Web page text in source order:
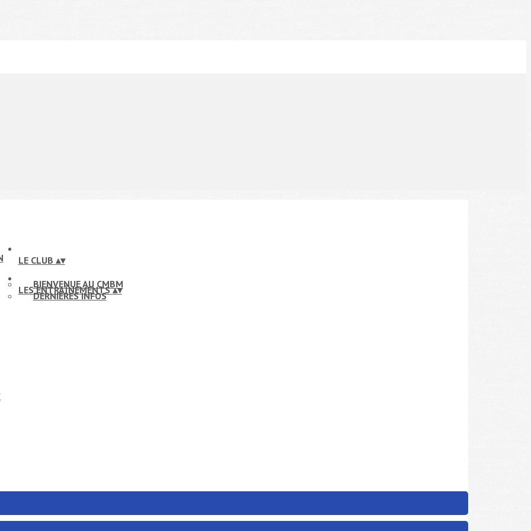
LE CLUB ▴▾
BIENVENUE AU CMBM
DERNIÈRES INFOS
LES ENTRAÎNEMENTS▴▾